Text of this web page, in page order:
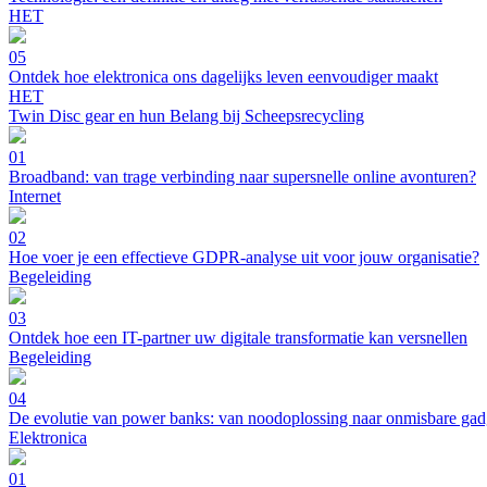
HET
05
Ontdek hoe elektronica ons dagelijks leven eenvoudiger maakt
HET
Twin Disc gear en hun Belang bij Scheepsrecycling
01
Broadband: van trage verbinding naar supersnelle online avonturen?
Internet
02
Hoe voer je een effectieve GDPR-analyse uit voor jouw organisatie?
Begeleiding
03
Ontdek hoe een IT-partner uw digitale transformatie kan versnellen
Begeleiding
04
De evolutie van power banks: van noodoplossing naar onmisbare
Elektronica
01